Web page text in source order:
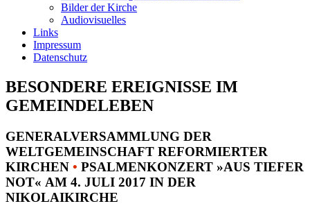
Bilder der Kirche
Audiovisuelles
Links
Impressum
Datenschutz
BESONDERE EREIGNISSE IM
GEMEINDELEBEN
GENERALVERSAMMLUNG DER
WELTGEMEINSCHAFT REFORMIERTER
KIRCHEN • PSALMENKONZERT »AUS TIEFER
NOT« AM 4. JULI 2017 IN DER
NIKOLAIKIRCHE